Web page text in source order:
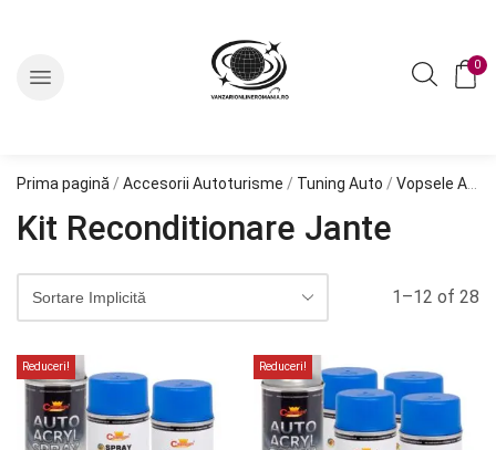
0
Prima pagină / Accesorii Autoturisme / Tuning Auto / Vopsele Auto
Kit Reconditionare Jante
1–12 of 28
Reduceri! Reduceri!